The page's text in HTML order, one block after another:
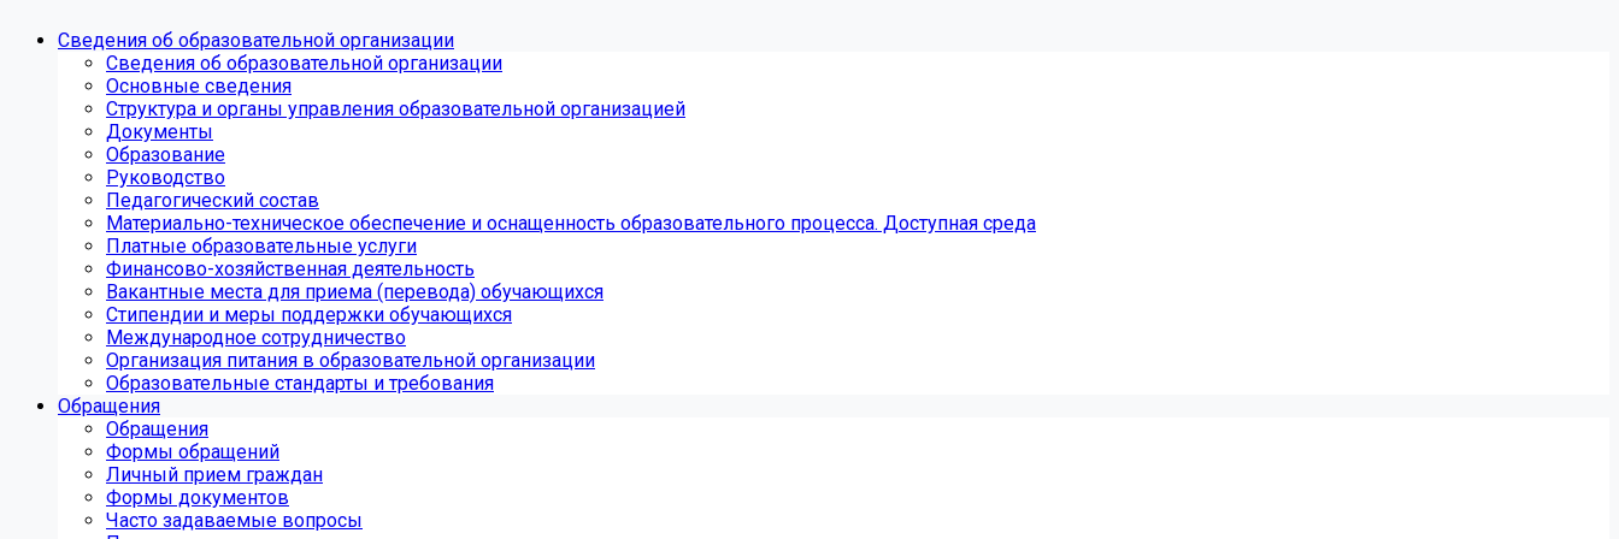
Сведения об образовательной организации
Сведения об образовательной организации
Основные сведения
Структура и органы управления образовательной организацией
Документы
Образование
Руководство
Педагогический состав
Материально-техническое обеспечение и оснащенность образовательного процесса. Доступная среда
Платные образовательные услуги
Финансово-хозяйственная деятельность
Вакантные места для приема (перевода) обучающихся
Стипендии и меры поддержки обучающихся
Международное сотрудничество
Организация питания в образовательной организации
Образовательные стандарты и требования
Обращения
Обращения
Формы обращений
Личный прием граждан
Формы документов
Часто задаваемые вопросы